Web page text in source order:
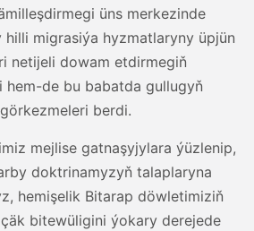
üns merkezinde
hilli migrasiýa hyzmatlaryny üpjün
netijeli dowam etdirmegiň
hem-de bu babatda gullugyň
berdi.
mejlise gatnaşyjylara ýüzlenip,
doktrinamyzyň talaplaryna
hemişelik Bitarap döwletimiziň
bitewüligini ýokary derejede